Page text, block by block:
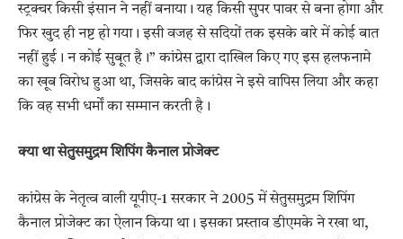
स्ट्रक्चर किसी इंसान ने नहीं बनाया। यह किसी सुपर पावर से बना होगा और
फिर खुद ही नष्ट हो गया। इसी वजह से सदियों तक इसके बारे में कोई बात
नहीं हुई। न कोई सुबूत है।” कांग्रेस द्वारा दाखिल किए गए इस हलफनामे
का खूब विरोध हुआ था, जिसके बाद कांग्रेस ने इसे वापिस लिया और कहा
कि वह सभी धर्मों का सम्मान करती है।
क्या था सेतुसमुद्रम शिपिंग कैनाल प्रोजेक्ट
कांग्रेस के नेतृत्व वाली यूपीए-1 सरकार ने 2005 में सेतुसमुद्रम शिपिंग
कैनाल प्रोजेक्ट का ऐलान किया था। इसका प्रस्ताव डीएमके ने रखा था,